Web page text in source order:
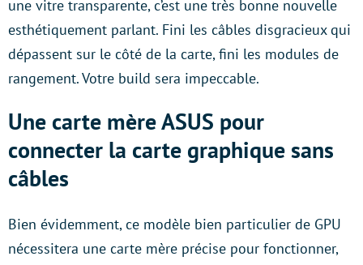
une vitre transparente, c’est une très bonne nouvelle
esthétiquement parlant. Fini les câbles disgracieux qui
dépassent sur le côté de la carte, fini les modules de
rangement. Votre build sera impeccable.
Une carte mère ASUS pour
connecter la carte graphique sans
câbles
Bien évidemment, ce modèle bien particulier de GPU
nécessitera une carte mère précise pour fonctionner,